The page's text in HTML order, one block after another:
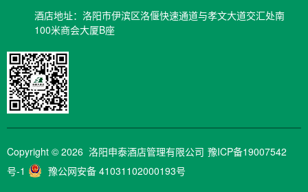
酒店地址：洛阳市伊滨区洛偃快速通道与孝文大道交汇处南
100米商会大厦B座
Copyright © 2026 洛阳申泰酒店管理有限公司
豫ICP备19007542
号-1
豫公网安备 41031102000193号